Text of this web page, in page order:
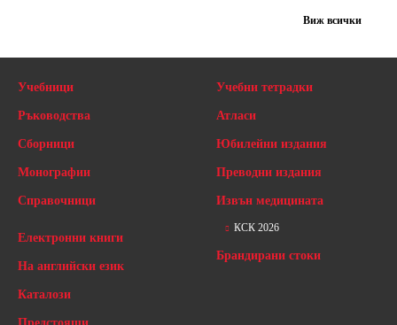
Виж всички
Учебници
Ръководства
Сборници
Монографии
Справочници
Учебни тетрадки
Атласи
Юбилейни издания
Преводни издания
Извън медицината
Електронни книги
На английски език
Каталози
КСК 2026
Брандирани стоки